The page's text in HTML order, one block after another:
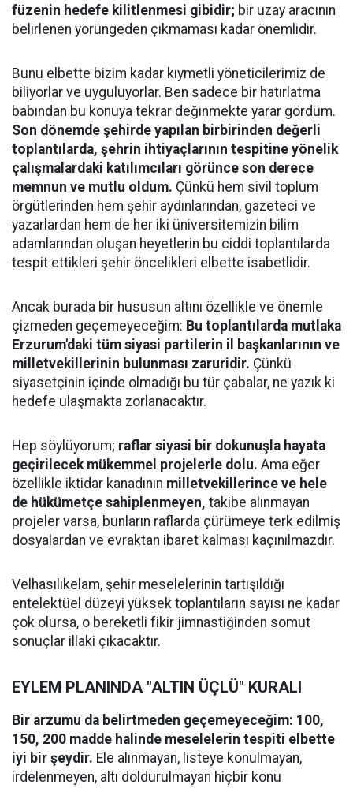
füzenin hedefe kilitlenmesi gibidir; bir uzay aracının
belirlenen yörüngeden çıkmaması kadar önemlidir.
​Bunu elbette bizim kadar kıymetli yöneticilerimiz de
biliyorlar ve uyguluyorlar. Ben sadece bir hatırlatma
babından bu konuya tekrar değinmekte yarar gördüm.
Son dönemde şehirde yapılan birbirinden değerli
toplantılarda, şehrin ihtiyaçlarının tespitine yönelik
çalışmalardaki katılımcıları görünce son derece
memnun ve mutlu oldum. Çünkü hem sivil toplum
örgütlerinden hem şehir aydınlarından, gazeteci ve
yazarlardan hem de her iki üniversitemizin bilim
adamlarından oluşan heyetlerin bu ciddi toplantılarda
tespit ettikleri şehir öncelikleri elbette isabetlidir.
​Ancak burada bir hususun altını özellikle ve önemle
çizmeden geçemeyeceğim: Bu toplantılarda mutlaka
Erzurum'daki tüm siyasi partilerin il başkanlarının ve
milletvekillerinin bulunması zaruridir. Çünkü
siyasetçinin içinde olmadığı bu tür çabalar, ne yazık ki
hedefe ulaşmakta zorlanacaktır.
​Hep söylüyorum; raflar siyasi bir dokunuşla hayata
geçirilecek mükemmel projelerle dolu. Ama eğer
özellikle iktidar kanadının milletvekillerince ve hele
de hükümetçe sahiplenmeyen, takibe alınmayan
projeler varsa, bunların raflarda çürümeye terk edilmiş
dosyalardan ve evraktan ibaret kalması kaçınılmazdır.
​Velhasılıkelam, şehir meselelerinin tartışıldığı
entelektüel düzeyi yüksek toplantıların sayısı ne kadar
çok olursa, o bereketli fikir jimnastiğinden somut
sonuçlar illaki çıkacaktır.
​EYLEM PLANINDA "ALTIN ÜÇLÜ" KURALI
Bir arzumu da belirtmeden geçemeyeceğim: 100,
150, 200 madde halinde meselelerin tespiti elbette
iyi bir şeydir. Ele alınmayan, listeye konulmayan,
irdelenmeyen, altı doldurulmayan hiçbir konu